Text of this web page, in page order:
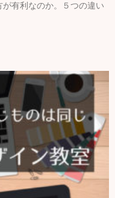
有利なのか。５つの違い